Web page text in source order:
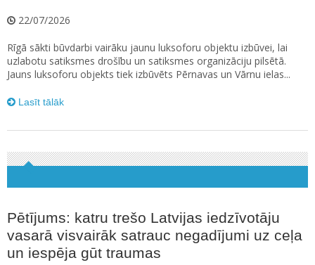
22/07/2026
Rīgā sākti būvdarbi vairāku jaunu luksoforu objektu izbūvei, lai
uzlabotu satiksmes drošību un satiksmes organizāciju pilsētā.
Jauns luksoforu objekts tiek izbūvēts Pērnavas un Vārnu ielas...
Lasīt tālāk
Pētījums: katru trešo Latvijas iedzīvotāju
vasarā visvairāk satrauc negadījumi uz ceļa
un iespēja gūt traumas